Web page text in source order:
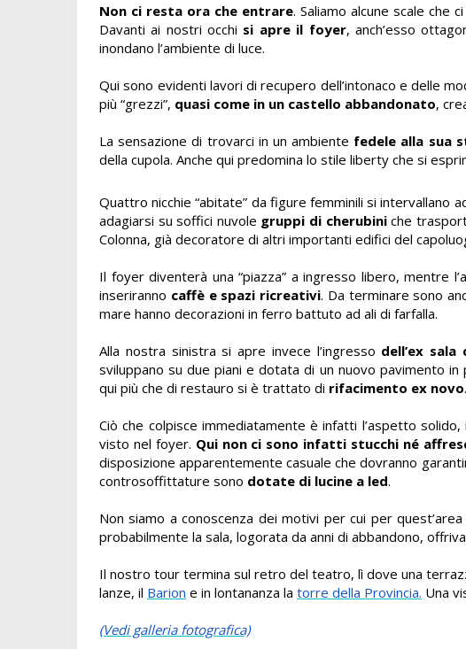
Non ci resta ora che entrare. Saliamo alcune scale che
Davanti ai nostri occhi si apre il foyer, anch’esso
inondano l’ambiente di luce.
Qui sono evidenti lavori di recupero dell’intonaco e delle
più “grezzi”, quasi come in un castello abbandonato,
La sensazione di trovarci in un ambiente fedele alla sua
della cupola. Anche qui predomina lo stile liberty che si
Quattro nicchie “abitate” da figure femminili si
adagiarsi su soffici nuvole gruppi di cherubiniche
Colonna, già decoratore di altri importanti edifici del
Il foyer diventerà una “piazza” a ingresso libero, mentre
inseriranno caffè e spazi ricreativi. Da terminare sono
mare hanno decorazioni in ferro battuto ad ali di farfalla.
Alla nostra sinistra si apre invece l’ingresso dell’ex
sviluppano su due piani e dotata di un nuovo pavimento
qui più che di restauro si è trattato di rifacimento ex novo.
Ciò che colpisce immediatamente è infatti l’aspetto
visto nel foyer. Qui non ci sono infatti stucchi né
disposizione apparentemente casuale che dovranno
controsoffittature sono dotate di lucine a led.
Non siamo a conoscenza dei motivi per cui per
probabilmente la sala, logorata da anni di abbandono,
Il nostro tour termina sul retro del teatro, lì dove una
lanze, il Barion e in lontananza la torre della Provincia. Una
(Vedi galleria fotografica)